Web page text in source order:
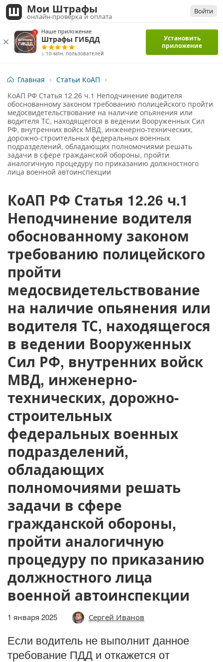
Мои Штрафы
онлайн-проверка и оплата
Войти
Наше приложение
Штрафы ГИБДД
> 10 млн. пользователей
Установить
приложение
Главная
Статьи КоАП
КоАП РФ Статья 12.26 ч.1 Неподчинение водителя
обоснованному законом требованию полицейского пройти
медосвидетельствование на наличие опьянения или
водителя ТС, находящегося в ведении Вооруженных Сил
РФ, внутренних войск МВД, инженерно-технических,
дорожно-строительных федеральных военных
подразделений, обладающих полномочиями решать
задачи в сфере гражданской обороны, пройти
аналогичную процедуру по приказанию должностного
лица военной автоинспекции
КоАП РФ Статья 12.26 ч.1
Неподчинение водителя
обоснованному законом
требованию полицейского
пройти
медосвидетельствование
на наличие опьянения или
водителя ТС, находящегося
в ведении Вооруженных
Сил РФ, внутренних войск
МВД, инженерно-
технических, дорожно-
строительных
федеральных военных
подразделений,
обладающих
полномочиями решать
задачи в сфере
гражданской обороны,
пройти аналогичную
процедуру по приказанию
должностного лица
военной автоинспекции
1 января 2025 Сергей Иванов
Если водитель не выполнит данное
требование ПДД и откажется от